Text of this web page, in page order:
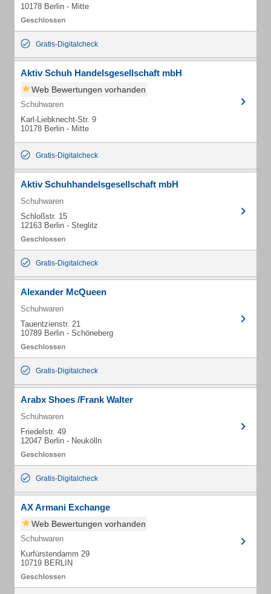
10178 Berlin - Mitte
Gratis-Digitalcheck
Aktiv Schuh Handelsgesellschaft mbH
Web Bewertungen vorhanden
Schuhwaren
Karl-Liebknecht-Str. 9
10178 Berlin - Mitte
Gratis-Digitalcheck
Aktiv Schuhhandelsgesellschaft mbH
Schuhwaren
Schloßstr. 15
12163 Berlin - Steglitz
Gratis-Digitalcheck
Alexander McQueen
Schuhwaren
Tauentzienstr. 21
10789 Berlin - Schöneberg
Gratis-Digitalcheck
Arabx Shoes /Frank Walter
Schuhwaren
Friedelstr. 49
12047 Berlin - Neukölln
Gratis-Digitalcheck
AX Armani Exchange
Web Bewertungen vorhanden
Schuhwaren
Kurfürstendamm 29
10719 BERLIN